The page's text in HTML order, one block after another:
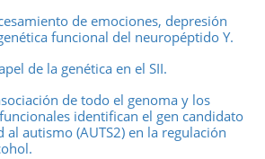
de emociones, depresión
funcional del neuropéptido Y.
de la genética en el SII.
de todo el genoma y los
identifican el gen candidato
autismo (AUTS2) en la regulación